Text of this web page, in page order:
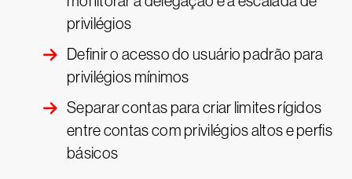
privilégios
Definir o acesso do usuário padrão para
privilégios mínimos
Separar contas para criar limites rígidos
entre contas com privilégios altos e perfis
básicos